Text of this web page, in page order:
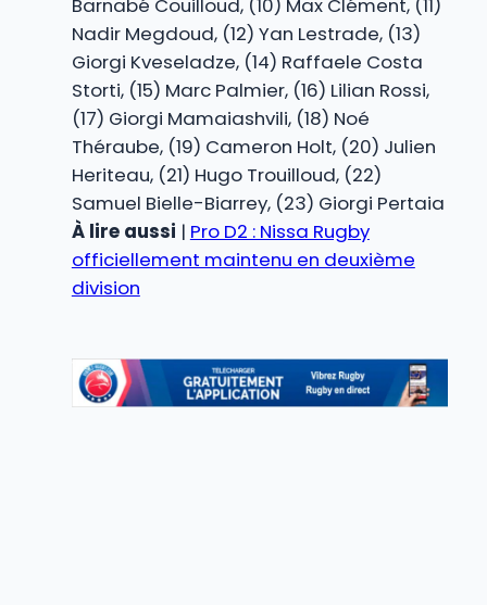
Barnabé Couilloud, (10) Max Clément, (11)
Nadir Megdoud, (12) Yan Lestrade, (13)
Giorgi Kveseladze, (14) Raffaele Costa
Storti, (15) Marc Palmier, (16) Lilian Rossi,
(17) Giorgi Mamaiashvili, (18) Noé
Théraube, (19) Cameron Holt, (20) Julien
Heriteau, (21) Hugo Trouilloud, (22)
Samuel Bielle-Biarrey, (23) Giorgi Pertaia
À lire aussi | Pro D2 : Nissa Rugby
officiellement maintenu en deuxième
division